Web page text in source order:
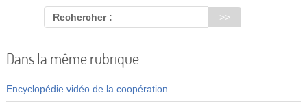
Rechercher :
Dans la même rubrique
Encyclopédie vidéo de la coopération